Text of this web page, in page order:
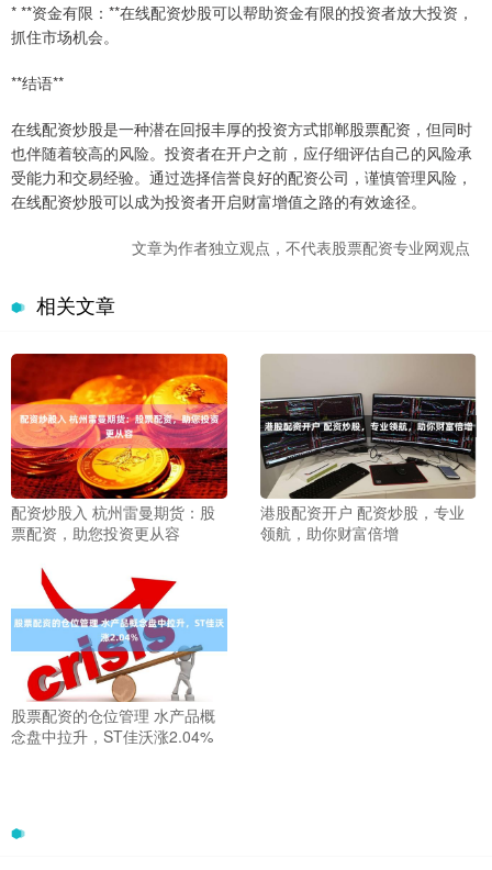
* **资金有限：**在线配资炒股可以帮助资金有限的投资者放大投资，
抓住市场机会。
**结语**
在线配资炒股是一种潜在回报丰厚的投资方式邯郸股票配资，但同时
也伴随着较高的风险。投资者在开户之前，应仔细评估自己的风险承
受能力和交易经验。通过选择信誉良好的配资公司，谨慎管理风险，
在线配资炒股可以成为投资者开启财富增值之路的有效途径。
文章为作者独立观点，不代表股票配资专业网观点
相关文章
配资炒股入 杭州雷曼期货：股
票配资，助您投资更从容
港股配资开户 配资炒股，专业
领航，助你财富倍增
股票配资的仓位管理 水产品概
念盘中拉升，ST佳沃涨2.04%